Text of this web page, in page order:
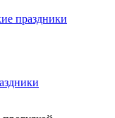
праздники